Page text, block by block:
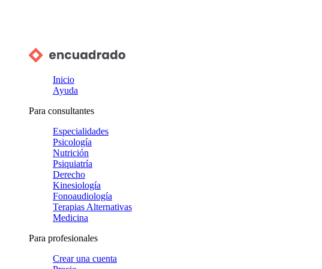
Inicio
Ayuda
Para consultantes
Especialidades
Psicología
Nutrición
Psiquiatría
Derecho
Kinesiología
Fonoaudiología
Terapias Alternativas
Medicina
Para profesionales
Crear una cuenta